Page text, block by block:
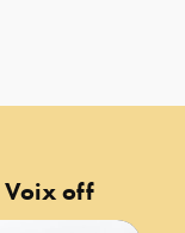
Voix off